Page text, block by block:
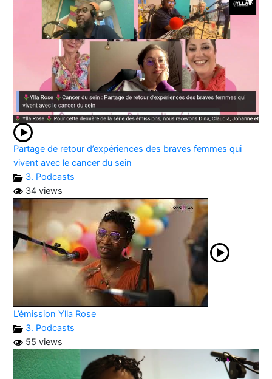
Partage de retour d’expériences des braves femmes qui
vivent avec le cancer du sein
3. Podcasts
34 views
L’émission Ylla Rose
3. Podcasts
55 views